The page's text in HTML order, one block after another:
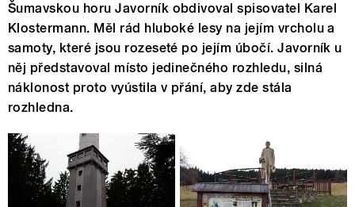
Šumavskou horu Javorník obdivoval spisovatel Karel
Klostermann. Měl rád hluboké lesy na jejím vrcholu a
samoty, které jsou rozeseté po jejím úbočí. Javorník u
něj představoval místo jedinečného rozhledu, silná
náklonost proto vyústila v přání, aby zde stála
rozhledna.